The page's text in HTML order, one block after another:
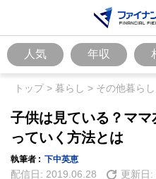
人気 年収
トップ> 暮らし > その他暮らし
子供は見ている？マ
っていく方法とは
執筆者 : 下中英恵
配信日: 2019.06.28 更新日: